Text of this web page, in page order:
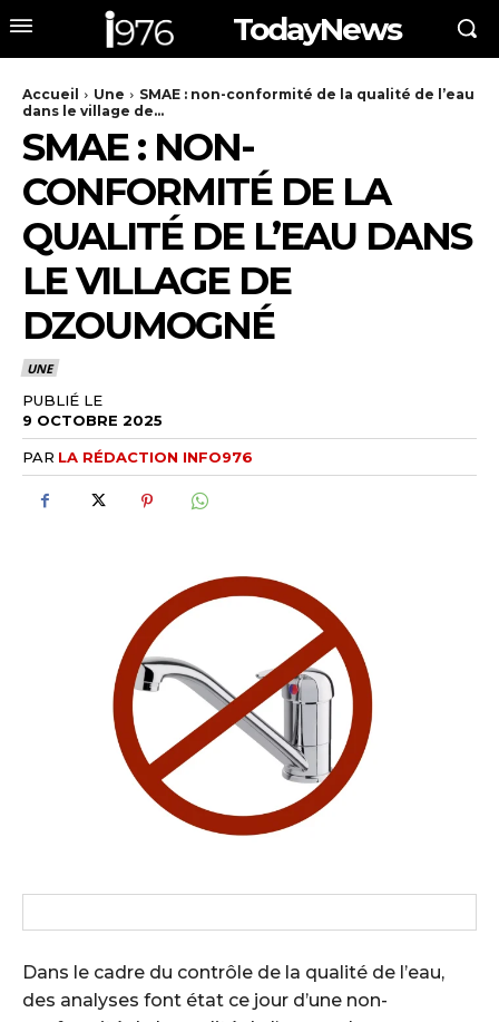
TodayNews
Accueil Une
SMAE : non-conformité de la qualité de l’eau
dans le village de...
SMAE : NON-
CONFORMITÉ DE LA
QUALITÉ DE L’EAU DANS
LE VILLAGE DE
DZOUMOGNÉ
UNE
PUBLIÉ LE
9 OCTOBRE 2025
PAR LA RÉDACTION INFO976
Dans le cadre du contrôle de la qualité de l’eau,
des analyses font état ce jour d’une non-